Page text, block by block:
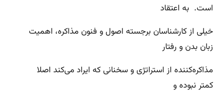
است. به اعتقاد
خیلی از کارشناسان برجسته اصول و فنون مذاکره، اهمیت
زبان بدن و رفتار
مذاکره‌کننده از استراتژی و سخنانی که ایراد می‌کند اصلا
کمتر نبوده و